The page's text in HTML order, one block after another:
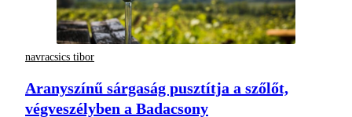
navracsics tibor
Aranyszínű sárgaság pusztítja a szőlőt,
végveszélyben a Badacsony